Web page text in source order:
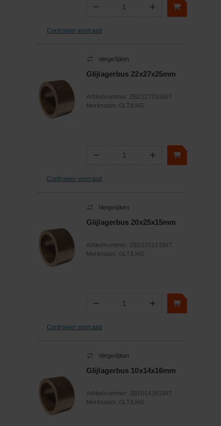
− Aantal +
Controleer voorraad
Vergelijken
Glijlagerbus 22x27x25mm
Artikelnummer: ZB222725SINT
Merknaam: GLT/LHG
− Aantal +
Controleer voorraad
Vergelijken
Glijlagerbus 20x25x15mm
Artikelnummer: ZB202515SINT
Merknaam: GLT/LHG
− Aantal +
Controleer voorraad
Vergelijken
Glijlagerbus 10x14x16mm
Artikelnummer: ZB101416SINT
Merknaam: GLT/LHG